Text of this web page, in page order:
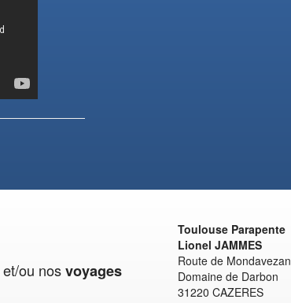
et/ou nosvoyages
Toulouse Parapente
Lionel JAMMES
Route de Mondavezan
Domaine de Darbon
31220 CAZERES